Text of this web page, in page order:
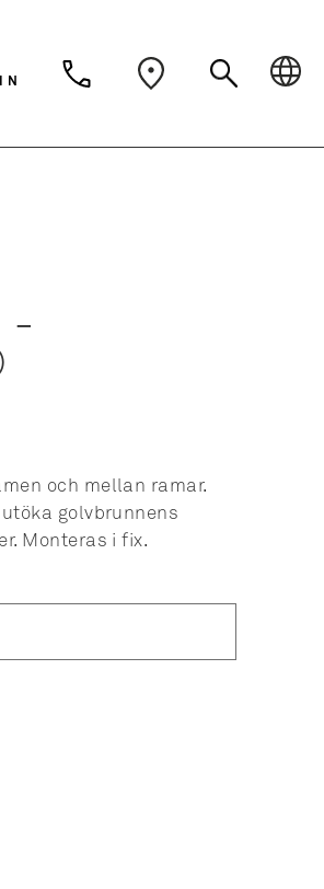
Nederlands
–
och mellan ramar.
golvbrunnens
Monteras i fix.